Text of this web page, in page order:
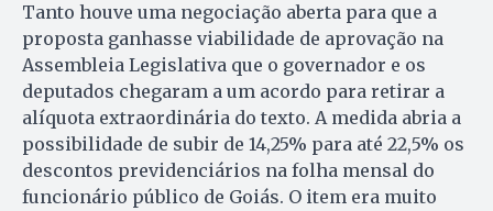
Tanto houve uma negociação aberta para que a
proposta ganhasse viabilidade de aprovação na
Assembleia Legislativa que o governador e os
deputados chegaram a um acordo para retirar a
alíquota extraordinária do texto. A medida abria a
possibilidade de subir de 14,25% para até 22,5% os
descontos previdenciários na folha mensal do
funcionário público de Goiás. O item era muito